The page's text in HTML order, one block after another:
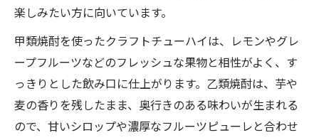
楽しみたい方に向いています。
甲類焼酎を使ったクラフトチューハイは、レモンやグレ
ープフルーツなどのフレッシュな果物と相性がよく、す
っきりとした飲み口に仕上がります。乙類焼酎は、芋や
麦の香りを残したまま、奥行きのある味わいが生まれる
ので、甘いシロップや濃厚なフルーツピューレと合わせ